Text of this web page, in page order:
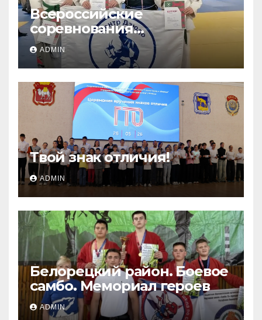
Всероссийские
соревнования
«ЛОКОДЗЮДО»!
ADMIN
Твой знак отличия!
ADMIN
Белорецкий район. Боевое
самбо. Мемориал героев
ADMIN